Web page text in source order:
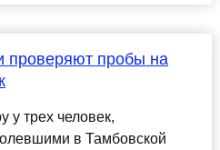
проверяют пробы на
у трех человек,
в Тамбовской